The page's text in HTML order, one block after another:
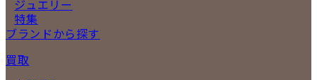
ジュエリー
特集
ブランドから探す
買取